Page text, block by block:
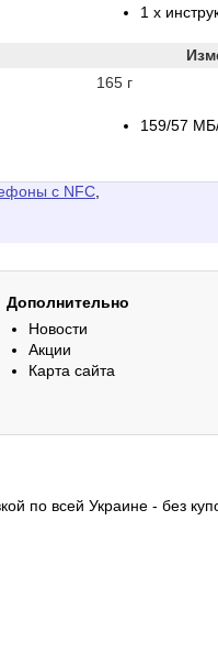
1 x
165 г
159/57
с NFC,
Дополнительно
Новости
Акции
Карта сайта
по всей Украине - без